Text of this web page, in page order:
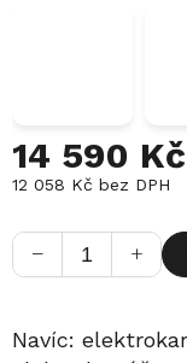
14 590 Kč
12 058 Kč bez DPH
cena:
+
−
Navíc: